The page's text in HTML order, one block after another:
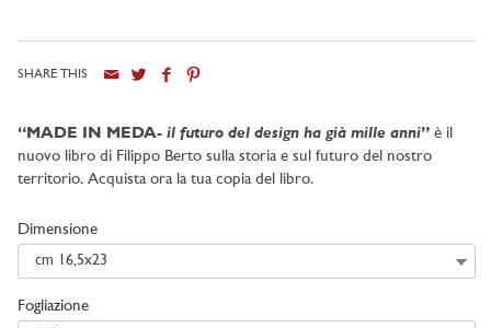
SHARE THIS
“MADE IN MEDA- il futuro del design ha già mille anni” è il
nuovo libro di Filippo Berto sulla storia e sul futuro del nostro
territorio. Acquista ora la tua copia del libro.
Dimensione
cm 16,5x23
Fogliazione